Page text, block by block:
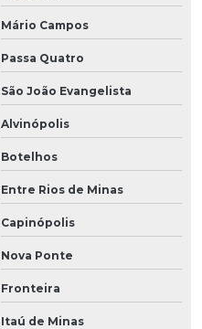
Mário Campos
Passa Quatro
São João Evangelista
Alvinópolis
Botelhos
Entre Rios de Minas
Capinópolis
Nova Ponte
Fronteira
Itaú de Minas